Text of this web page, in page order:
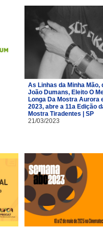
As Linhas da Minha Mão,
João Dumans, Eleito O
Longa Da Mostra Aurora
2023, abre a 11a Edição
Mostra Tiradentes | SP
21/03/2023